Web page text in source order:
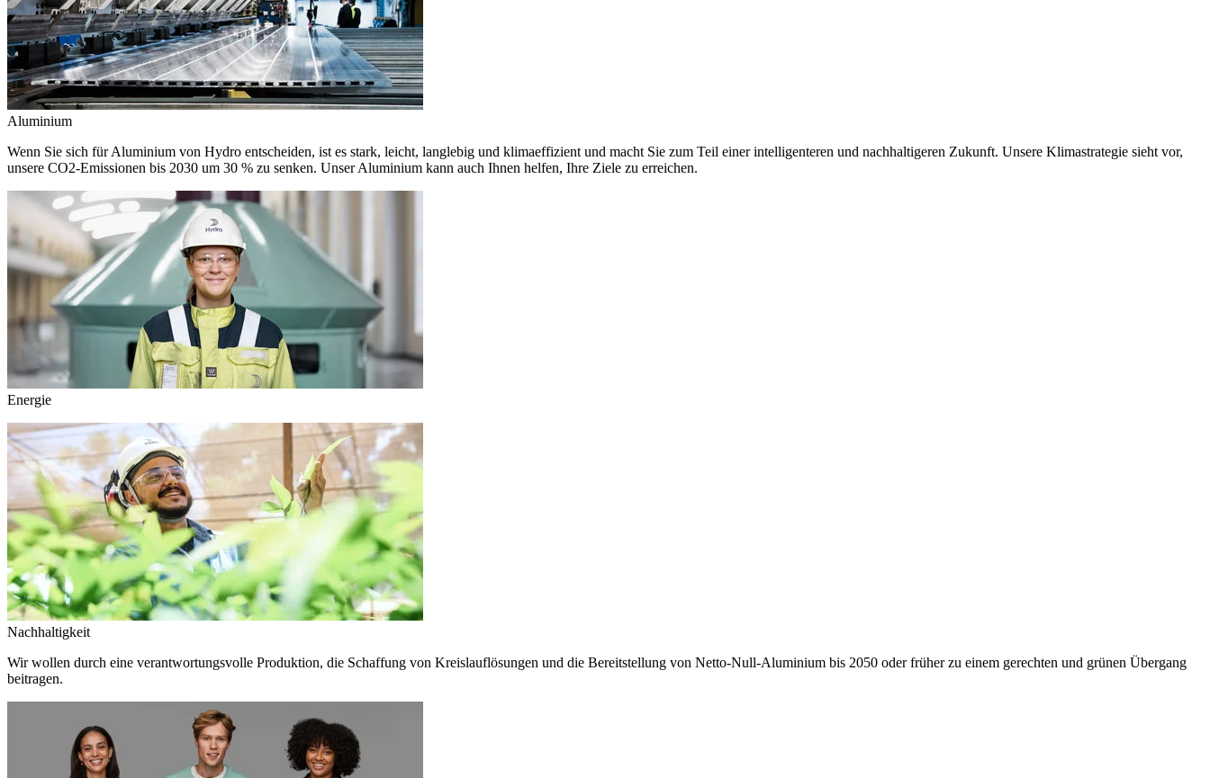
Aluminium
Wenn Sie sich für Aluminium von Hydro entscheiden, ist es stark, leicht, langlebig und klimaeffizient und macht Sie zum Teil einer intelligenteren und nachhaltigeren Zukunft. Unsere Klimastrategie sieht vor,
unsere CO2-Emissionen bis 2030 um 30 % zu senken. Unser Aluminium kann auch Ihnen helfen, Ihre Ziele zu erreichen.
Energie
Nachhaltigkeit
Wir wollen durch eine verantwortungsvolle Produktion, die Schaffung von Kreislauflösungen und die Bereitstellung von Netto-Null-Aluminium bis 2050 oder früher zu einem gerechten und grünen Übergang
beitragen.